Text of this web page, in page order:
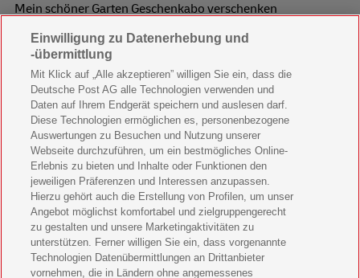
Mein schöner Garten Geschenkabo verschenken
Wohnen & Garten Geschenkabo verschenken
Mein schönes Land Geschenkabo verschenken
Bild der Frau Geschenkabo verschenken
11 Freunde Geschenkabo verschenken
LEGO Ninjago Magazin Geschenkabo verschenken
Brigitte Geschenkabo verschenken
GEOlino Geschenkabo verschenken
Stern Crime Geschenkabo verschenken
Einwilligung zu Datenerhebung und
-übermittlung
Mit Klick auf „Alle akzeptieren” willigen Sie ein, dass die
Deutsche Post AG alle Technologien verwenden und
Daten auf Ihrem Endgerät speichern und auslesen darf.
Diese Technologien ermöglichen es, personenbezogene
Auswertungen zu Besuchen und Nutzung unserer
Webseite durchzuführen, um ein bestmögliches Online-
Erlebnis zu bieten und Inhalte oder Funktionen den
jeweiligen Präferenzen und Interessen anzupassen.
Hierzu gehört auch die Erstellung von Profilen, um unser
Angebot möglichst komfortabel und zielgruppengerecht
zu gestalten und unsere Marketingaktivitäten zu
unterstützen. Ferner willigen Sie ein, dass vorgenannte
Technologien Datenübermittlungen an Drittanbieter
vornehmen, die in Ländern ohne angemessenes